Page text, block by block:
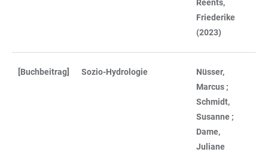
Reents,
Friederike
(2023)
[Buchbeitrag] Sozio-Hydrologie
Nüsser,
Marcus ;
Schmidt,
Susanne ;
Dame,
Juliane